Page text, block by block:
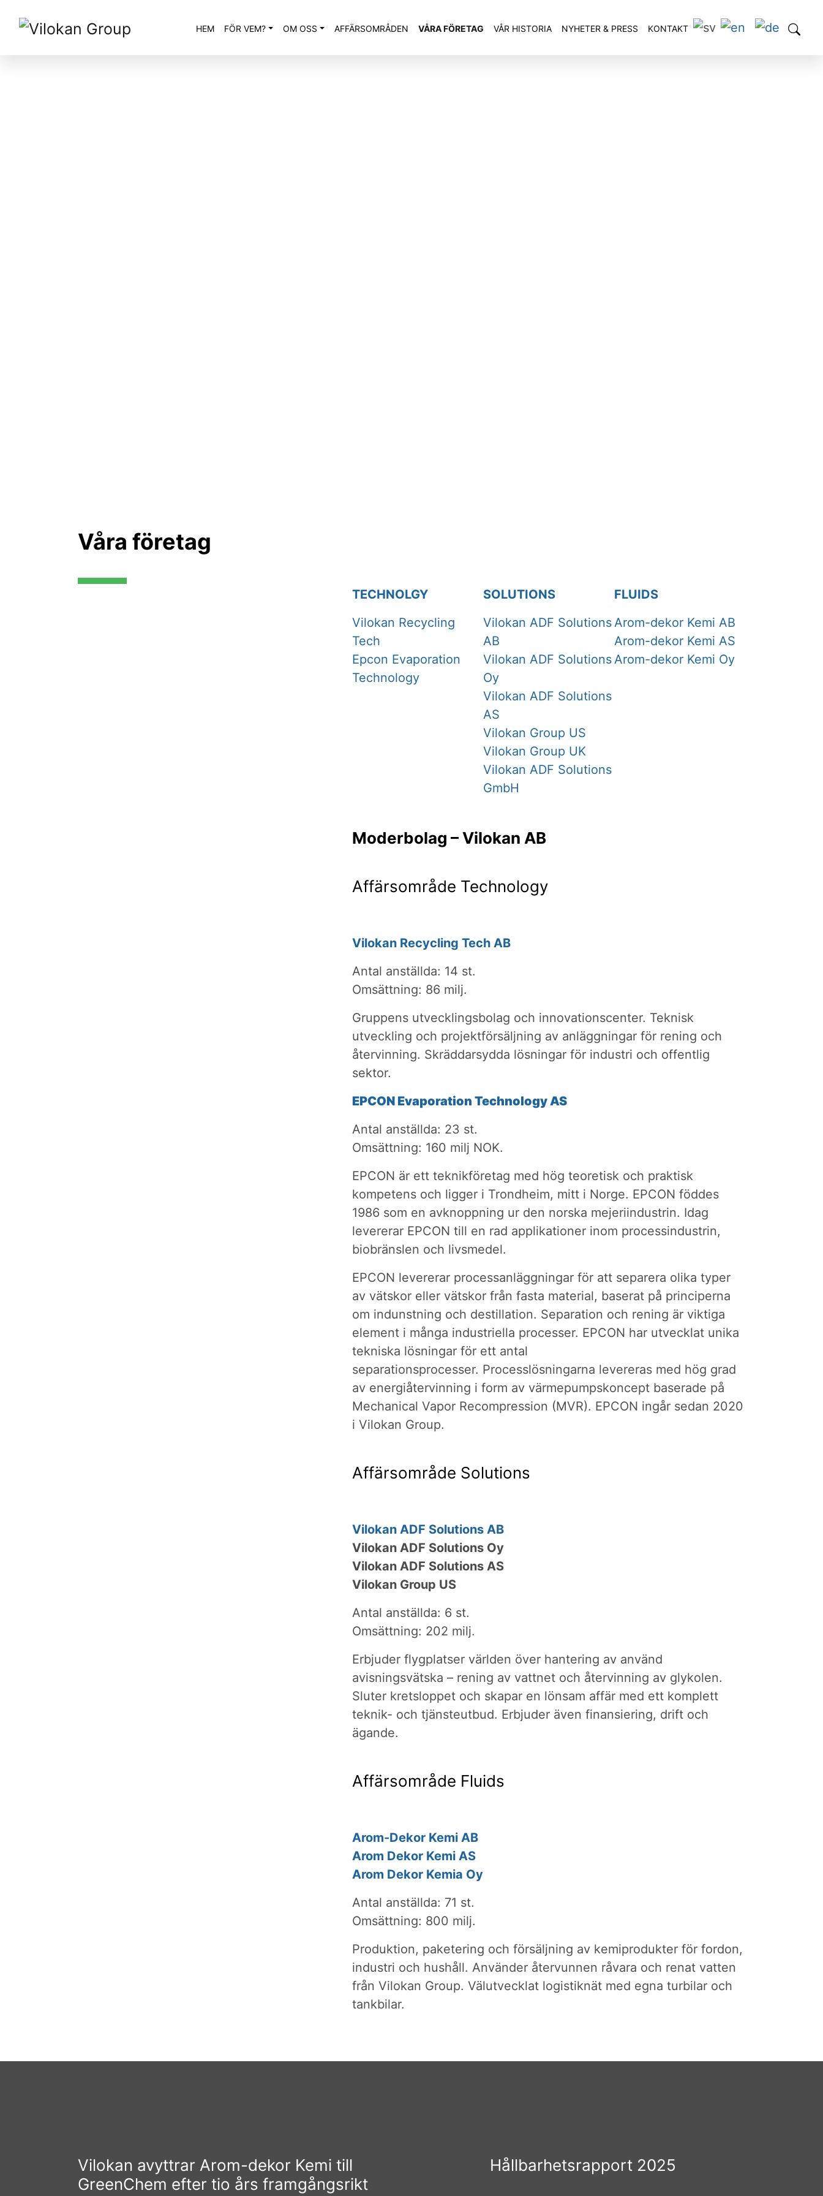
HEM FÖR VEM? OM OSS AFFÄRSOMRÅDEN VÅRA FÖRETAG VÅR HISTORIA NYHETER & PRESS KONTAKT
Våra företag
TECHNOLGY
Vilokan Recycling
Tech
Epcon Evaporation
Technology
SOLUTIONS
Vilokan ADF Solutions
AB
Vilokan ADF Solutions
Oy
Vilokan ADF Solutions
AS
Vilokan Group US
Vilokan Group UK
Vilokan ADF Solutions
GmbH
FLUIDS
Arom-dekor Kemi AB
Arom-dekor Kemi AS
Arom-dekor Kemi Oy
Moderbolag – Vilokan AB
Affärsområde Technology
Vilokan Recycling Tech AB
Antal anställda: 14 st.
Omsättning: 86 milj.
Gruppens utvecklingsbolag och innovationscenter. Teknisk
utveckling och projektförsäljning av anläggningar för rening och
återvinning. Skräddarsydda lösningar för industri och offentlig
sektor.
EPCON Evaporation Technology AS
Antal anställda: 23 st.
Omsättning: 160 milj NOK.
EPCON är ett teknikföretag med hög teoretisk och praktisk
kompetens och ligger i Trondheim, mitt i Norge. EPCON föddes
1986 som en avknoppning ur den norska mejeriindustrin. Idag
levererar EPCON till en rad applikationer inom processindustrin,
biobränslen och livsmedel.
EPCON levererar processanläggningar för att separera olika typer
av vätskor eller vätskor från fasta material, baserat på principerna
om indunstning och destillation. Separation och rening är viktiga
element i många industriella processer. EPCON har utvecklat unika
tekniska lösningar för ett antal
separationsprocesser. Processlösningarna levereras med hög grad
av energiåtervinning i form av värmepumpskoncept baserade på
Mechanical Vapor Recompression (MVR). EPCON ingår sedan 2020
i Vilokan Group.
Affärsområde Solutions
Vilokan ADF Solutions AB
Vilokan ADF Solutions Oy
Vilokan ADF Solutions AS
Vilokan Group US
Antal anställda: 6 st.
Omsättning: 202 milj.
Erbjuder flygplatser världen över hantering av använd
avisningsvätska – rening av vattnet och återvinning av glykolen.
Sluter kretsloppet och skapar en lönsam affär med ett komplett
teknik- och tjänsteutbud. Erbjuder även finansiering, drift och
ägande.
Affärsområde Fluids
Arom-Dekor Kemi AB
Arom Dekor Kemi AS
Arom Dekor Kemia Oy
Antal anställda: 71 st.
Omsättning: 800 milj.
Produktion, paketering och försäljning av kemiprodukter för fordon,
industri och hushåll. Använder återvunnen råvara och renat vatten
från Vilokan Group. Välutvecklat logistiknät med egna turbilar och
tankbilar.
Vilokan avyttrar Arom-dekor Kemi till
GreenChem efter tio års framgångsrikt
Hållbarhetsrapport 2025